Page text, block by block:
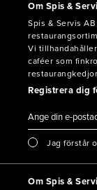
Om Spis &
Spis & Servis
Vi
caféer som
Registrera dig
Jag förstår
Om Spis &